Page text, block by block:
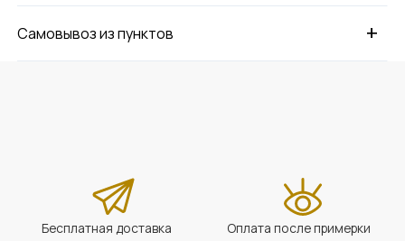
+
Самовывоз из пунктов
Бесплатная доставка Оплата после примерки